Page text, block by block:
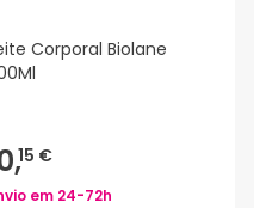
Corporal Biolane
15 €
em 24-72h